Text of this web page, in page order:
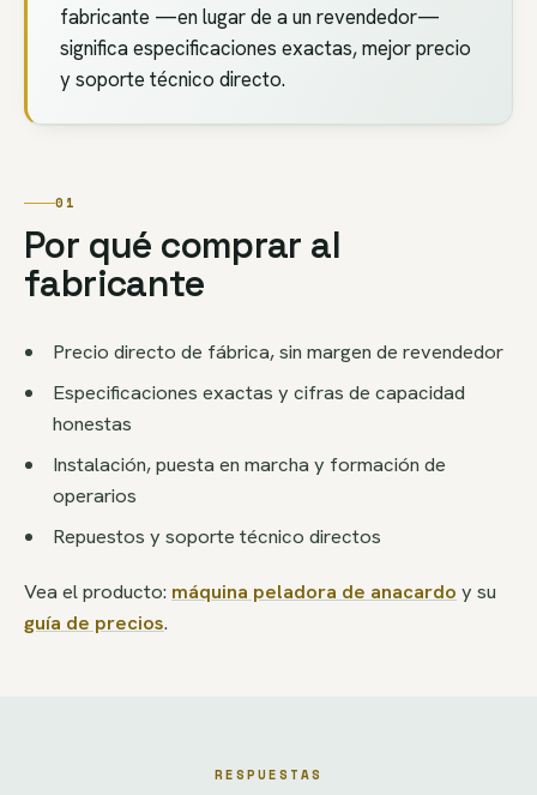
fabricante —en lugar de a un revendedor—
significa especificaciones exactas, mejor precio
y soporte técnico directo.
01
Por qué comprar al
fabricante
Precio directo de fábrica, sin margen de revendedor
Especificaciones exactas y cifras de capacidad
honestas
Instalación, puesta en marcha y formación de
operarios
Repuestos y soporte técnico directos
Vea el producto: máquina peladora de anacardo y su
guía de precios.
RESPUESTAS